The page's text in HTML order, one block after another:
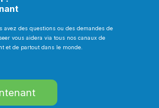
avez des questions ou des demandes de
vous aidera via tous nos canaux de
et de partout dans le monde.